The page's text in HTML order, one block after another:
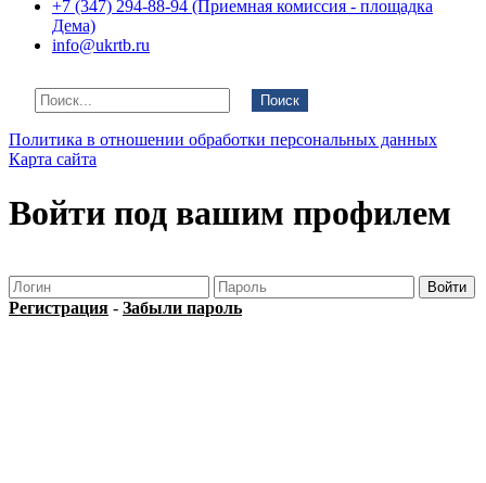
+7 (347) 294-88-94 (Приемная комиссия - площадка
Дема)
info@ukrtb.ru
Поиск
Политика в отношении обработки персональных данных
Карта сайта
Войти под вашим профилем
Регистрация - Забыли пароль